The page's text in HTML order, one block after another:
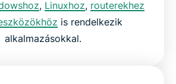
, Linuxhoz, routerekhez
is rendelkezik
alkalmazásokkal.